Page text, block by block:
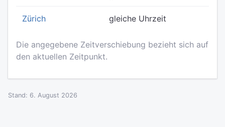
Zürich gleiche Uhrzeit
Die angegebene Zeitverschiebung bezieht sich auf
den aktuellen Zeitpunkt.
Stand: 6. August 2026